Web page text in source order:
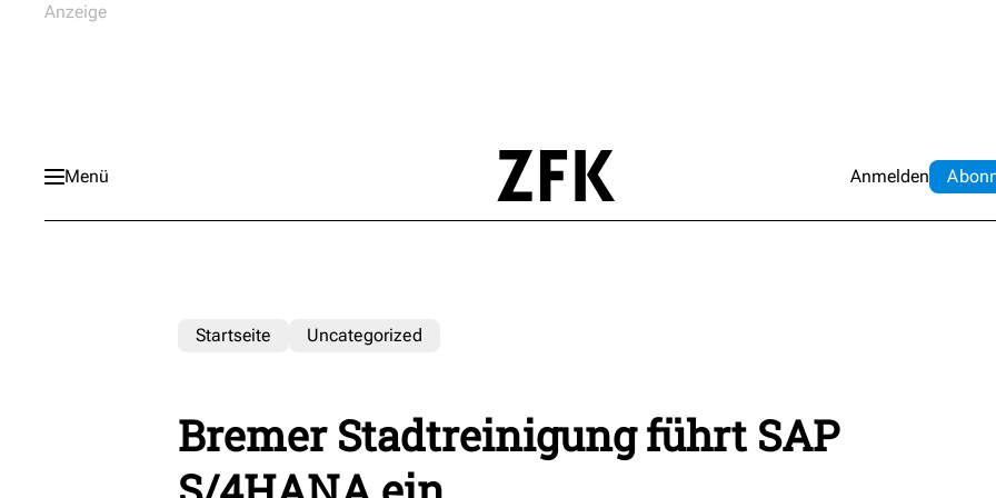
Menü Anmelden Abo
Startseite Uncategorized
Bremer Stadtreinigung führt SAP